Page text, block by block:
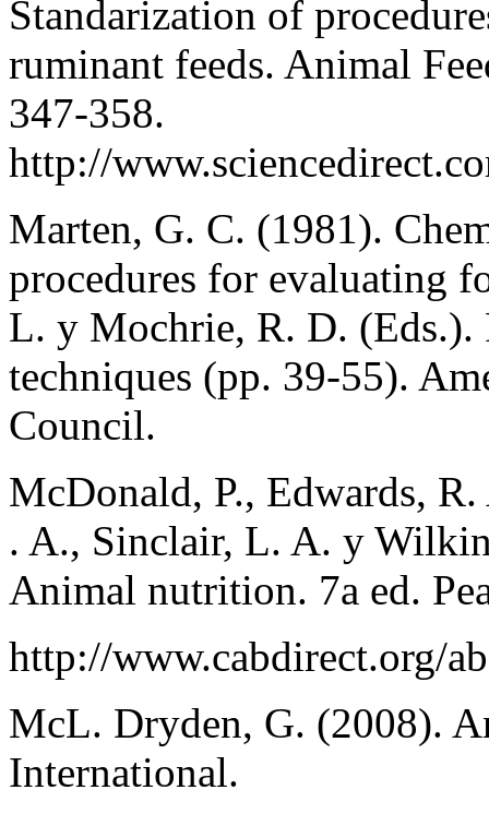
Standarization of
ruminant feeds. Animal
347-358.
http://
Marten, G. C. (1981).
procedures for evaluating
L. y Mochrie, R. D. (Eds.).
techniques (pp. 39-55).
Council.
McDonald, P., Edwards,
. A., Sinclair, L. A. y
Animal nutrition. 7a ed.
http://www.cabdirect.org/
McL. Dryden, G. (2008).
International.